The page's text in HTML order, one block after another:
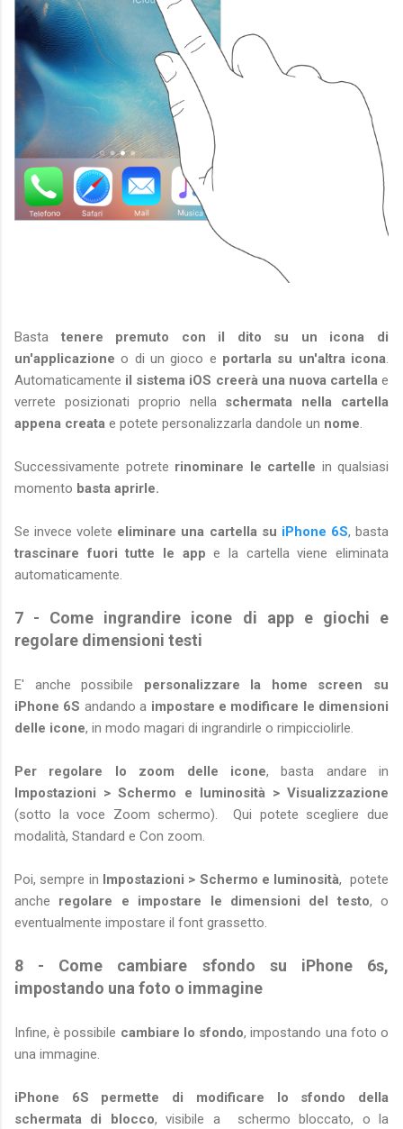
Basta tenere premuto con il dito su un icona di
un'applicazione o di un gioco e portarla su un'altra icona.
Automaticamente il sistema iOS creerà una nuova cartellae
verrete posizionati proprio nella schermata nella cartella
appena creata e potete personalizzarla dandole un nome.
Successivamente potrete rinominare le cartelle in qualsiasi
momento basta aprirle.
Se invece volete eliminare una cartella su iPhone 6S, basta
trascinare fuori tutte le app e la cartella viene eliminata
automaticamente.
7 - Come ingrandire icone di app e giochi e
regolare dimensioni testi
E' anche possibile personalizzare la home screen su
iPhone 6S andando a impostare e modificare le dimensioni
delle icone, in modo magari di ingrandirle o rimpicciolirle.
Per regolare lo zoom delle icone, basta andare in
Impostazioni > Schermo e luminosità > Visualizzazione
(sotto la voce Zoom schermo). Qui potete scegliere due
modalità, Standard e Con zoom.
Poi, sempre in Impostazioni > Schermo e luminosità, potete
anche regolare e impostare le dimensioni del testo, o
eventualmente impostare il font grassetto.
8 - Come cambiare sfondo su iPhone 6s,
impostando una foto o immagine
Infine, è possibile cambiare lo sfondo, impostando una foto o
una immagine.
iPhone 6S permette di modificare lo sfondo della
schermata di blocco, visibile a schermo bloccato, o la